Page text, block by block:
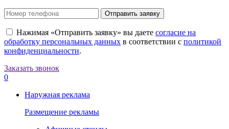
Отправить заявку
Нажимая «Отправить заявку» вы даете согласие на
обработку персональных данных в соответствии с политикой
конфиденциальности.
Заказать звонок
0
Наружная реклама
Размещение рекламы